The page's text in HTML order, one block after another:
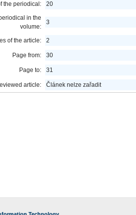
the periodical:
20
in the
volume:
3
of the article: 2
Page from: 30
Page to: 31
article: Článek nelze zařadit